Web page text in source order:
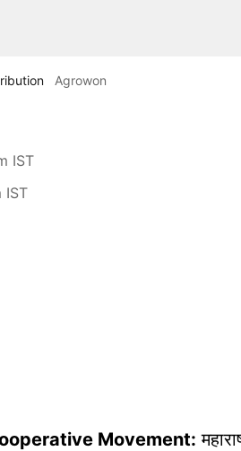
Agrowon
IST
IST
Movement: